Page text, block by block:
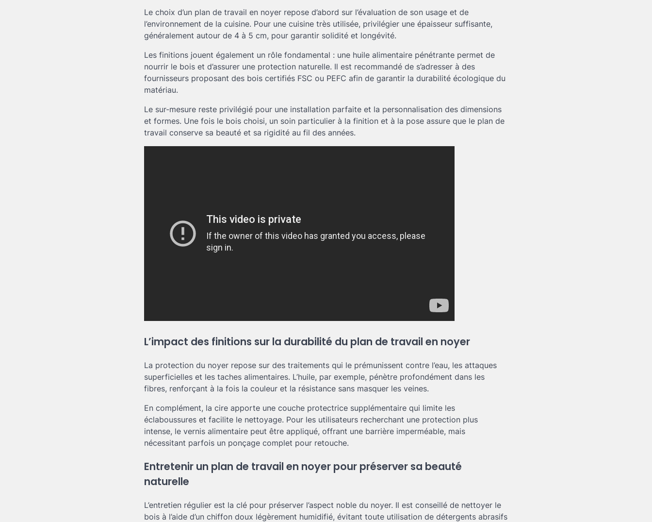
Le choix d’un plan de travail en noyer repose d’abord sur l’évaluation de son usage et de
l’environnement de la cuisine. Pour une cuisine très utilisée, privilégier une épaisseur suffisante,
généralement autour de 4 à 5 cm, pour garantir solidité et longévité.
Les finitions jouent également un rôle fondamental : une huile alimentaire pénétrante permet de
nourrir le bois et d’assurer une protection naturelle. Il est recommandé de s’adresser à des
fournisseurs proposant des bois certifiés FSC ou PEFC afin de garantir la durabilité écologique du
matériau.
Le sur-mesure reste privilégié pour une installation parfaite et la personnalisation des dimensions
et formes. Une fois le bois choisi, un soin particulier à la finition et à la pose assure que le plan de
travail conserve sa beauté et sa rigidité au fil des années.
L’impact des finitions sur la durabilité du plan de travail en noyer
La protection du noyer repose sur des traitements qui le prémunissent contre l’eau, les attaques
superficielles et les taches alimentaires. L’huile, par exemple, pénètre profondément dans les
fibres, renforçant à la fois la couleur et la résistance sans masquer les veines.
En complément, la cire apporte une couche protectrice supplémentaire qui limite les
éclaboussures et facilite le nettoyage. Pour les utilisateurs recherchant une protection plus
intense, le vernis alimentaire peut être appliqué, offrant une barrière imperméable, mais
nécessitant parfois un ponçage complet pour retouche.
Entretenir un plan de travail en noyer pour préserver sa beauté
naturelle
L’entretien régulier est la clé pour préserver l’aspect noble du noyer. Il est conseillé de nettoyer le
bois à l’aide d’un chiffon doux légèrement humidifié, évitant toute utilisation de détergents abrasifs